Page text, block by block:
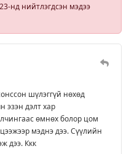
нд нийтлэгдсэн мэдээ
шүлэггүй нөхөд
эзэн дэлт хар
өмнөх болор цом
мэднэ дээ. Сүүлийн
дээ. Ккк